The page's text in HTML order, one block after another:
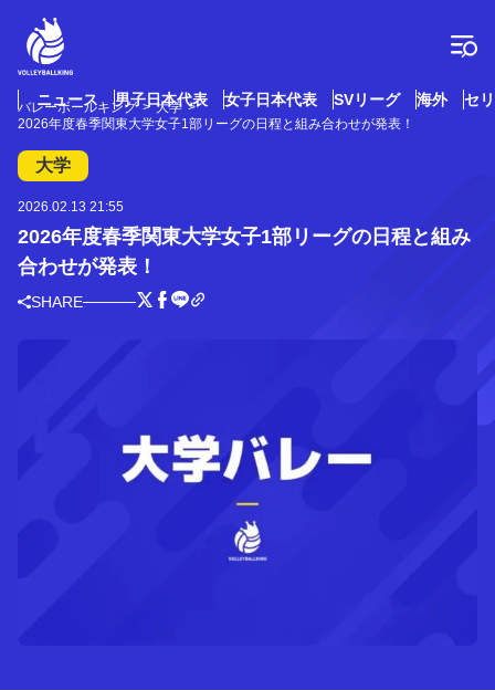
ニュース 男子日本代表 女子日本代表 SVリーグ 海外 セ
バレーボールキング
大学
2026年度春季関東大学女子1部リーグの日程と組み合わせが発表！
大学
2026.02.13 21:55
2026年度春季関東大学女子1部リーグの日程と組み
合わせが発表！
SHARE